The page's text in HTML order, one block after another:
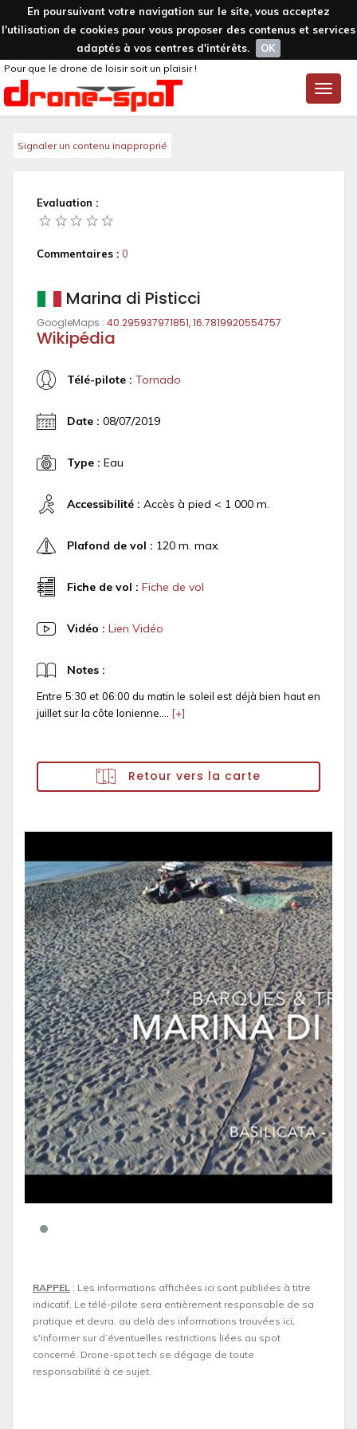
En poursuivant votre navigation sur le site, vous acceptez
l'utilisation de cookies pour vous proposer des contenus et services
adaptés à vos centres d'intérêts.
OK
Toggle
Pour que le drone de loisir soit un plaisir !
Signaler un contenu inapproprié
Evaluation :
Commentaires : 0
Marina di Pisticci
GoogleMaps : 40.295937971851, 16.7819920554757
Wikipédia
Télé-pilote : Tornado
Date : 08/07/2019
Type : Eau
Accessibilité : Accès à pied < 1 000 m.
Plafond de vol : 120 m. max.
Fiche de vol : Fiche de vol
Vidéo : Lien Vidéo
Notes :
Entre 5:30 et 06:00 du matin le soleil est déjà bien haut en
juillet sur la côte Ionienne.... [+]
Retour vers la carte
RAPPEL : Les informations affichées ici sont publiées à titre
indicatif. Le télé-pilote sera entièrement responsable de sa
pratique et devra, au delà des informations trouvées ici,
s'informer sur d’éventuelles restrictions liées au spot
concerné. Drone-spot.tech se dégage de toute
responsabilité à ce sujet.